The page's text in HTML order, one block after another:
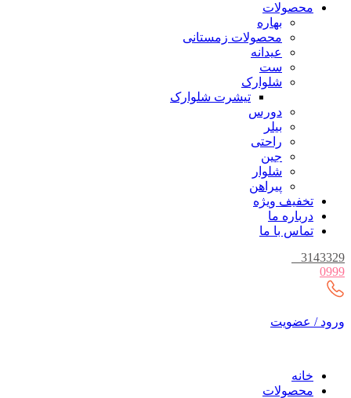
محصولات
بهاره
محصولات زمستانی
عیدانه
ست
شلوارک
تیشرت شلوارک
دورس
بیلر
راحتی
جین
شلوار
پیراهن
تخفیف ویژه
درباره ما
تماس با ما
3143329
0999
ورود / عضویت
خانه
محصولات